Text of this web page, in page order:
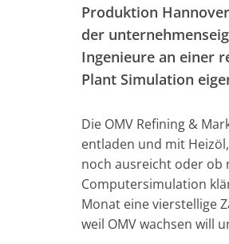
Produktion
der
Ingenieure an einer
Plant Simulation
Die OMV Refining &
entladen und mit
noch ausreicht oder ob
Computersimulation
Monat eine vierstellige
weil OMV wachsen will